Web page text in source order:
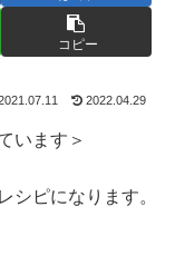
コピー
2022.04.29
います＞
シピになります。